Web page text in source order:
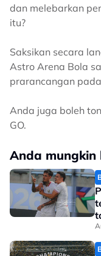
dan melebarkan
itu?
Saksikan secara
Astro Arena Bola
prarancangan
Anda juga boleh
GO.
Anda